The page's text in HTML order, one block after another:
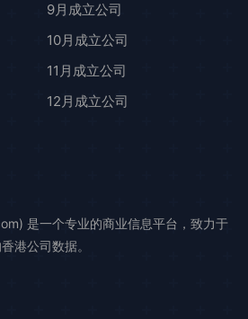
9月成立公司
10月成立公司
11月成立公司
12月成立公司
是一个专业的商业信息平台，致力于
港公司数据。